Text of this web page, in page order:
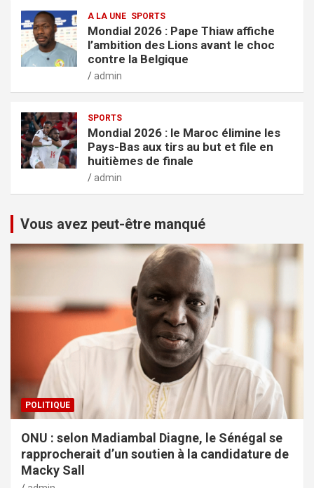
A LA UNE SPORTS
Mondial 2026 : Pape Thiaw affiche
l’ambition des Lions avant le choc
contre la Belgique
admin
SPORTS
Mondial 2026 : le Maroc élimine les
Pays-Bas aux tirs au but et file en
huitièmes de finale
admin
Vous avez peut-être manqué
POLITIQUE
ONU : selon Madiambal Diagne, le Sénégal se
rapprocherait d’un soutien à la candidature de
Macky Sall